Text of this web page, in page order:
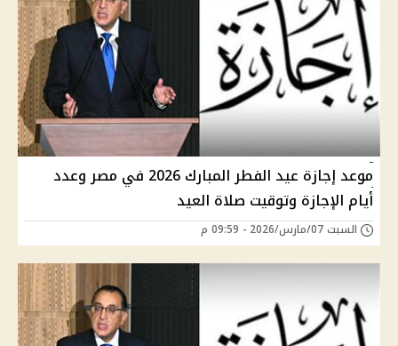
موعد إجازة عيد الفطر المبارك 2026 في مصر وعدد
أيام الإجازة وتوقيت صلاة العيد
السبت 07/مارس/2026 - 09:59 م